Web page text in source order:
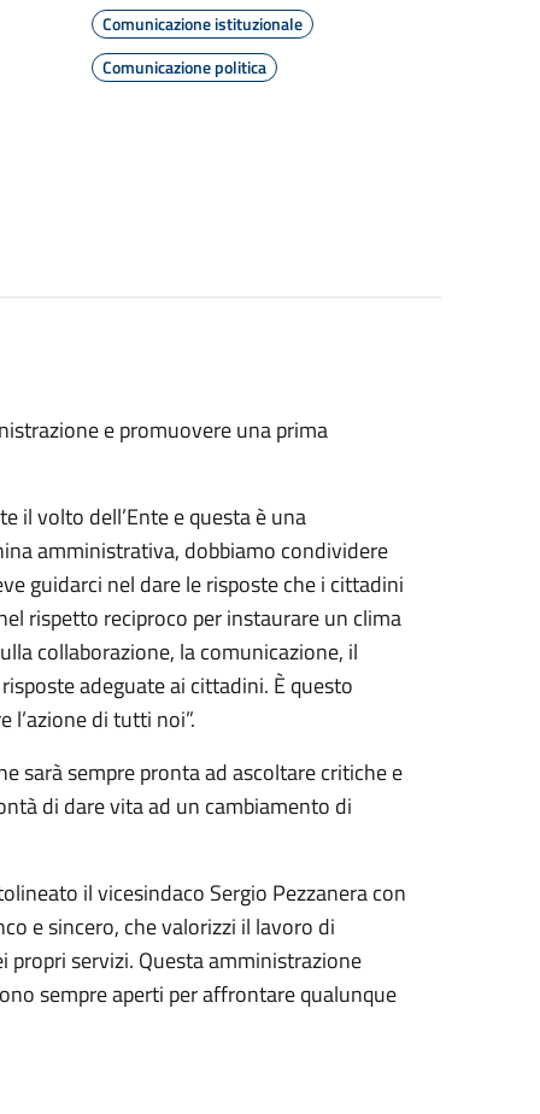
Comunicazione istituzionale
Comunicazione politica
e promuovere una prima
il volto dell’Ente e questa è una
amministrativa, dobbiamo condividere
guidarci nel dare le risposte che i cittadini
rispetto reciproco per instaurare un clima
collaborazione, la comunicazione, il
adeguate ai cittadini. È questo
l’azione di tutti noi”.
sarà sempre pronta ad ascoltare critiche e
di dare vita ad un cambiamento di
il vicesindaco Sergio Pezzanera con
e sincero, che valorizzi il lavoro di
propri servizi. Questa amministrazione
sempre aperti per affrontare qualunque